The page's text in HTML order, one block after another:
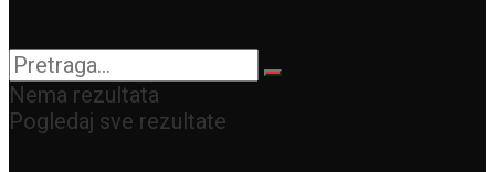
Nema rezultata
Pogledaj sve rezultate